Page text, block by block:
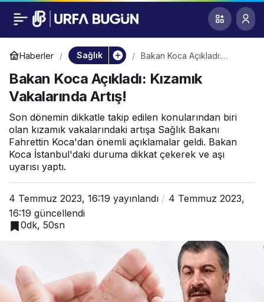
Haberler Sağlık
Bakan Koca Açıkladı:
Bakan Koca Açıkladı: Kızamık
Vakalarında Artış!
Son dönemin dikkatle takip edilen konularından biri
olan kızamık vakalarındaki artışa Sağlık Bakanı
Fahrettin Koca'dan önemli açıklamalar geldi. Bakan
Koca İstanbul'daki duruma dikkat çekerek ve aşı
uyarısı yaptı.
4 Temmuz 2023, 16:19 yayınlandı
4 Temmuz 2023,
16:19 güncellendi
0dk, 50sn
Bakan Koca Açıkladı:
Kızamık Vakalarında
Artış!
0